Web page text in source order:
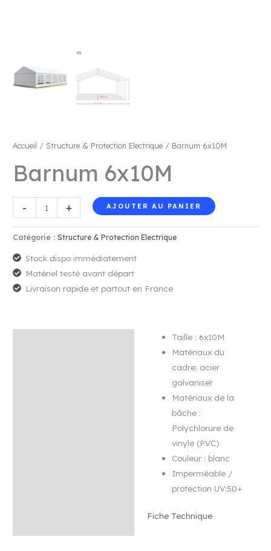
Accueil / Structure & Protection Electrique / Barnum 6x10M
Barnum 6x10M
-
quantité
de
Barnum
+ AJOUTER AU PANIER
Catégorie :Structure & Protection Electrique
Stock dispo immédiatement
Matériel testé avant départ
Livraison rapide et partout en France
Taille : 6x10M
Matériaux du
cadre: acier
galvaniser
Matériaux de la
bâche :
Polychlorure de
vinyle (PVC)
Couleur : blanc
Imperméable /
protection UV:50+
Fiche Technique